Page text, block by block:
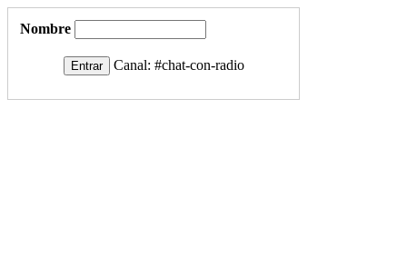
Nombre
Canal: #chat-con-radio